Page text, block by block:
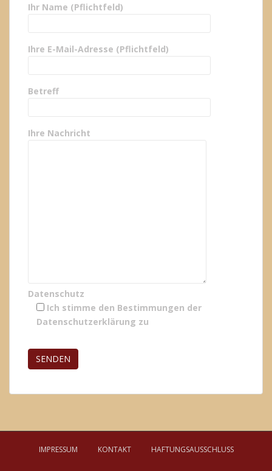
Ihr Name (Pflichtfeld)
Ihre E-Mail-Adresse (Pflichtfeld)
Betreff
Ihre Nachricht
Datenschutz
Ich stimme den Bestimmungen der
Datenschutzerklärung zu
IMPRESSUM KONTAKT HAFTUNGSAUSSCHLUSS